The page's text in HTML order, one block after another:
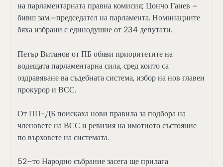
на парламентарната правна комисия; Цончо Ганев –
бивш зам.–председател на парламента. Номинациите
бяха избрани с единодушие от 234 депутати.
Петър Витанов от ПБ обяви приоритетите на
водещата парламентарна сила, сред които са
оздравяване ва съдебната система, избор на нов главен
прокурор и ВСС.
От ПП-ДБ поискаха нови правила за подбора на
членовете на ВСС и ревизия на имотното състояние
по върховете на системата.
52–то Народно събрание засега ще прилага